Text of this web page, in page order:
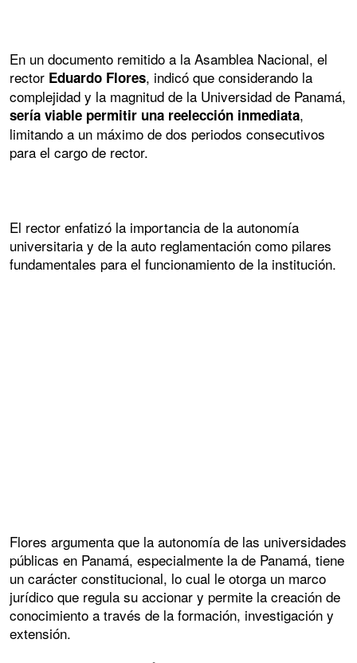
En un documento remitido a la Asamblea Nacional, el
rector Eduardo Flores, indicó que considerando la
complejidad y la magnitud de la Universidad de Panamá,
sería viable permitir una reelección inmediata,
limitando a un máximo de dos periodos consecutivos
para el cargo de rector.
El rector enfatizó la importancia de la autonomía
universitaria y de la auto reglamentación como pilares
fundamentales para el funcionamiento de la institución.
Flores argumenta que la autonomía de las universidades
públicas en Panamá, especialmente la de Panamá, tiene
un carácter constitucional, lo cual le otorga un marco
jurídico que regula su accionar y permite la creación de
conocimiento a través de la formación, investigación y
extensión.